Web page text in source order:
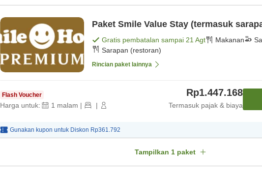
Paket Smile Value Stay (termasuk
Gratis pembatalan sampai 21 Agt Makanan
Sarapan (restoran)
Rincian paket lainnya
Flash Voucher
Harga untuk: 1 malam | |
Rp1.447.168
Termasuk pajak & biaya
Gunakan kupon untuk Diskon Rp361.792
Tampilkan 1 paket